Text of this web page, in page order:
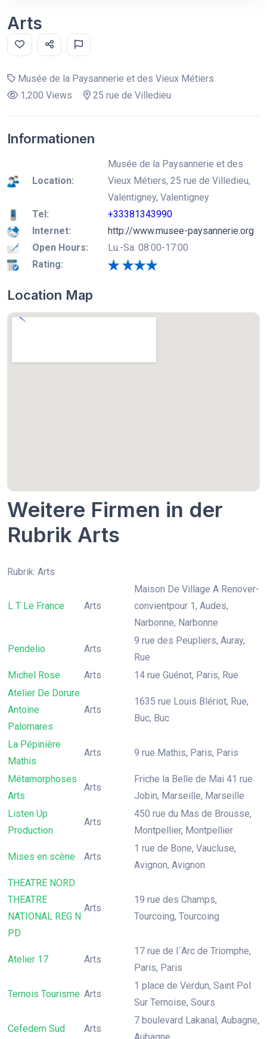
Arts
Musée de la Paysannerie et des Vieux Métiers
1,200 Views
25 rue de Villedieu
Informationen
Location:
Musée de la Paysannerie et des
Vieux Métiers, 25 rue de Villedieu,
Valentigney, Valentigney
Tel:
+33381343990
Internet:
http://www.musee-paysannerie.org
Open Hours:
Lu.-Sa. 08:00-17:00
Rating:
Location Map
Weitere Firmen in der
Rubrik Arts
Rubrik: Arts
L T Le France Arts
Maison De Village A Renover-
convientpour 1, Audes,
Narbonne, Narbonne
Pendelio Arts
9 rue des Peupliers, Auray,
Rue
Michel Rose
Arts
14 rue Guénot, Paris, Rue
Atelier De Dorure
Antoine
Palomares
Arts
1635 rue Louis Blériot, Rue,
Buc, Buc
La Pépinière
Mathis
Arts 9 rue Mathis, Paris, Paris
Métamorphoses
Arts
Arts
Friche la Belle de Mai 41 rue
Jobin, Marseille, Marseille
Listen Up
Production
Arts
450 rue du Mas de Brousse,
Montpellier, Montpellier
Mises en scène Arts
1 rue de Bone, Vaucluse,
Avignon, Avignon
THEATRE NORD
THEATRE
NATIONAL REG N
PD
Arts
19 rue des Champs,
Tourcoing, Tourcoing
Atelier 17 Arts
17 rue de l´Arc de Triomphe,
Paris, Paris
Ternois Tourisme Arts
1 place de Verdun, Saint Pol
Sur Ternoise, Sours
Cefedem Sud Arts
7 boulevard Lakanal, Aubagne,